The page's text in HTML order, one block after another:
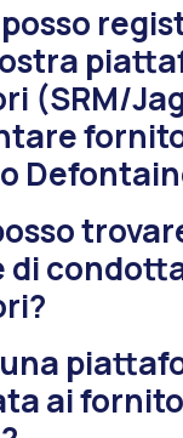
(SRM/
di
ai